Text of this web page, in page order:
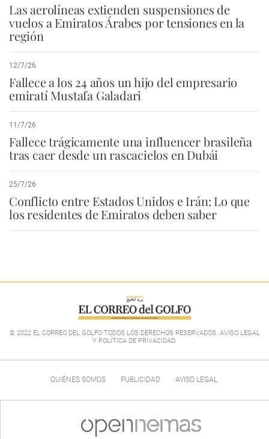
Las aerolíneas extienden suspensiones de
vuelos a Emiratos Árabes por tensiones en la
región
12/7/26
Fallece a los 24 años un hijo del empresario
emiratí Mustafa Galadari
11/7/26
Fallece trágicamente una influencer brasileña
tras caer desde un rascacielos en Dubái
25/7/26
Conflicto entre Estados Unidos e Irán: Lo que
los residentes de Emiratos deben saber
© 2022 EL CORREO DEL GOLFO TODOS LOS DERECHOS RESERVADOS. AVISO LEGAL
Y POLÍTICA DE PRIVACIDAD.
QUIÉNES SOMOS PUBLICIDAD AVISO LEGAL